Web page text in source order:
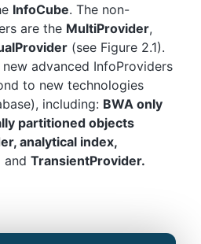
InfoCube. The non-
are the MultiProvider,
(see Figure 2.1).
new advanced InfoProviders
to new technologies
including: BWA only
partitioned objects
analytical index,
and TransientProvider.